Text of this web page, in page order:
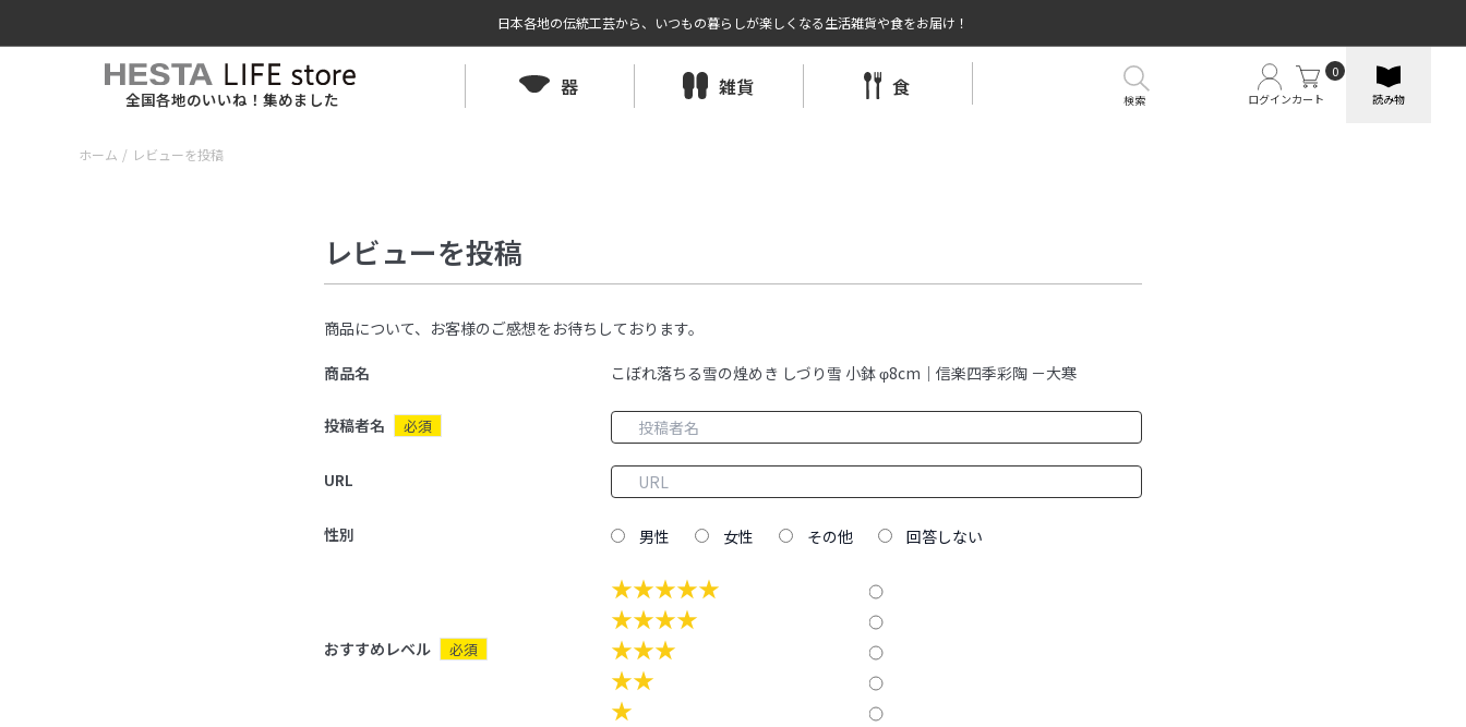
日本各地の伝統工芸から、いつもの暮らしが楽しくなる生活雑貨や食をお届け！
全国各地のいいね！集めました 器 雑貨 食 ログインカート
0
読み物
検索
ホーム / レビューを投稿
レビューを投稿
商品について、お客様のご感想をお待ちしております。
商品名 こぼれ落ちる雪の煌めき しづり雪 小鉢 φ8cm｜信楽四季彩陶 －大寒
投稿者名 必須
URL
性別 男性 女性 その他 回答しない
おすすめレベル 必須
★★★★★
★★★★
★★★
★★
★